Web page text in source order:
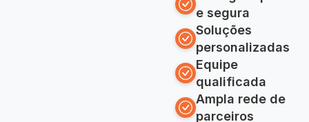
e segura
Soluções
personalizadas
Equipe
qualificada
Ampla rede de
parceiros